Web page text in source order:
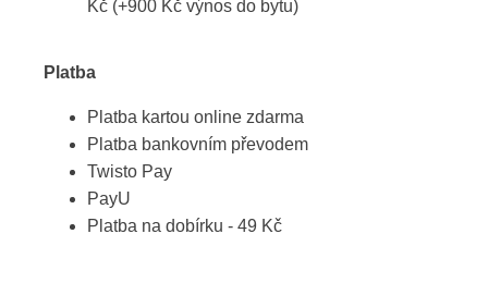
Kč (+900 Kč výnos do bytu)
Platba
Platba kartou online zdarma
Platba bankovním převodem
Twisto Pay
PayU
Platba na dobírku - 49 Kč